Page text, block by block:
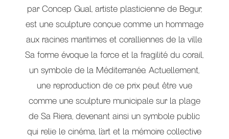
par Concep Gual, artiste plasticienne de Begur,
est une sculpture conçue comme un hommage
aux racines maritimes et coralliennes de la ville.
Sa forme évoque la force et la fragilité du corail,
un symbole de la Méditerranée. Actuellement,
une reproduction de ce prix peut être vue
comme une sculpture municipale sur la plage
de Sa Riera, devenant ainsi un symbole public
qui relie le cinéma, l’art et la mémoire collective